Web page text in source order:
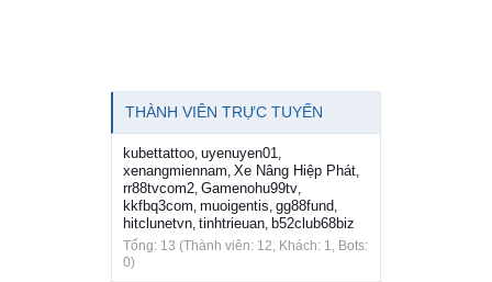
THÀNH VIÊN TRỰC TUYẾN
kubettattoo, uyenuyen01,
xenangmiennam, Xe Nâng Hiệp Phát,
rr88tvcom2, Gamenohu99tv,
kkfbq3com, muoigentis, gg88fund,
hitclunetvn, tinhtrieuan, b52club68biz
Tổng: 13 (Thành viên: 12, Khách: 1, Bots:
0)